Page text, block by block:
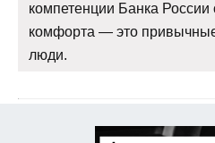
компетенции Банка России
комфорта — это привычные
люди.